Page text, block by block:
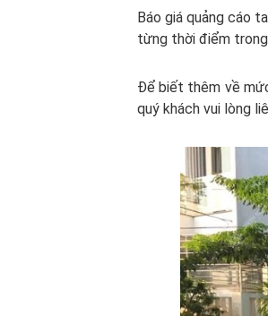
Báo giá quảng cáo
từng thời điểm trong
Để biết thêm về
quý khách vui lòng